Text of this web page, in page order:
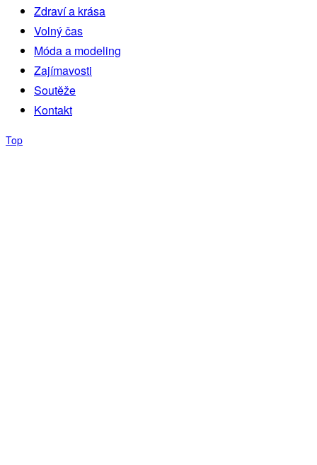
Zdraví a krása
Volný čas
Móda a modeling
Zajímavosti
Soutěže
Kontakt
Top